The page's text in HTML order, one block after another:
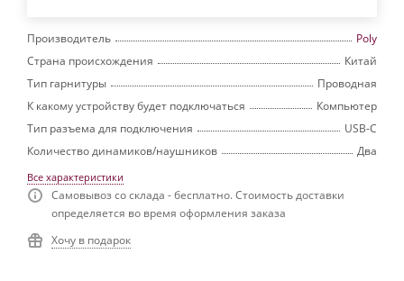
Производитель
Poly
Страна происхождения
Китай
Тип гарнитуры
Проводная
К какому устройству будет подключаться
Компьютер
Тип разъема для подключения
USB-C
Количество динамиков/наушников
Два
Все характеристики
Самовывоз со склада - бесплатно. Стоимость доставки
определяется во время оформления заказа
Хочу в подарок